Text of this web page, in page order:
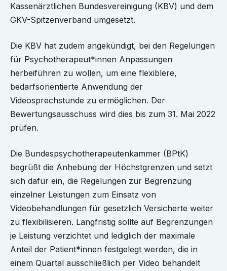
Kassenärztlichen Bundesvereinigung (KBV) und dem
GKV-Spitzenverband umgesetzt.
Die KBV hat zudem angekündigt, bei den Regelungen
für Psychotherapeut*innen Anpassungen
herbeiführen zu wollen, um eine flexiblere,
bedarfsorientierte Anwendung der
Videosprechstunde zu ermöglichen. Der
Bewertungsausschuss wird dies bis zum 31. Mai 2022
prüfen.
Die Bundespsychotherapeutenkammer (BPtK)
begrüßt die Anhebung der Höchstgrenzen und setzt
sich dafür ein, die Regelungen zur Begrenzung
einzelner Leistungen zum Einsatz von
Videobehandlungen für gesetzlich Versicherte weiter
zu flexibilisieren. Langfristig sollte auf Begrenzungen
je Leistung verzichtet und lediglich der maximale
Anteil der Patient*innen festgelegt werden, die in
einem Quartal ausschließlich per Video behandelt